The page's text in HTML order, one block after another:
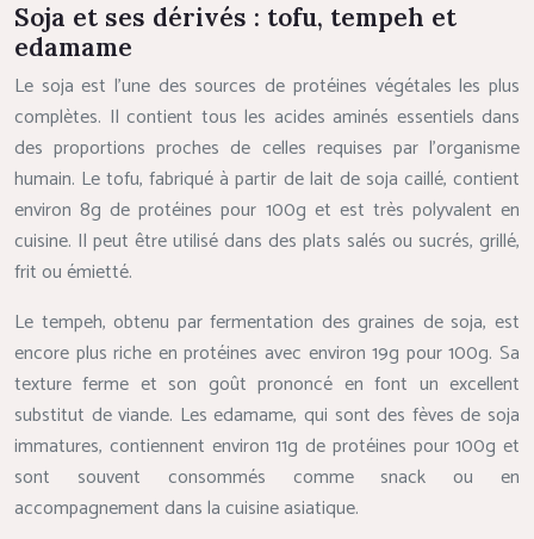
Soja et ses dérivés : tofu, tempeh et
edamame
Le soja est l’une des sources de protéines végétales les plus
complètes. Il contient tous les acides aminés essentiels dans
des proportions proches de celles requises par l’organisme
humain. Le tofu, fabriqué à partir de lait de soja caillé, contient
environ 8g de protéines pour 100g et est très polyvalent en
cuisine. Il peut être utilisé dans des plats salés ou sucrés, grillé,
frit ou émietté.
Le tempeh, obtenu par fermentation des graines de soja, est
encore plus riche en protéines avec environ 19g pour 100g. Sa
texture ferme et son goût prononcé en font un excellent
substitut de viande. Les edamame, qui sont des fèves de soja
immatures, contiennent environ 11g de protéines pour 100g et
sont souvent consommés comme snack ou en
accompagnement dans la cuisine asiatique.